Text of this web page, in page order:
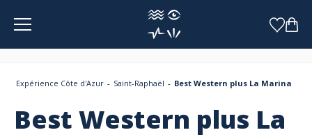
Panneau de gestion des cookies
Expérience Côte d'Azur Saint-Raphaël Best Western plus La Marina
Best Western plus La